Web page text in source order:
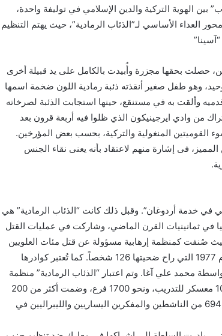
بين الهوية التركية والدين الإسلامي في توليفة واحدة،
العداء الأساسي لـ”الذئاب الرمادية”، حيث يهتم التنظيم
حصلت بحقها مجزرة وأُبيدت بالكامل على يد قبيلة أخرى
وهو طفل صغير أنقذته ذئبة رمادية اللون ضخمة اسمها
وألقت به في مستنقع، حينها استجابت الذئبة لصرخاته
من وادي ايرجينيكون الذي ظلوا فيه أربعة قرون بعد
القوميتين المنغولية والتركية، بحسب بعض المؤرخين.
فى إشارة منهم لاعتقاد بأنه يعنى نقاء الجنس
خدمة أردوغان”. وقبل ذلك كانت “الذئاب الرمادية” هي
في ثمانينيات القرن الماضي، وشاركت في عمليات القتل
صُنفت كمنظمة إرهابية مسؤولة عن قتل مئات العلويين
في مذبحة مرعش عام 1978، ومتورطة في مذبحة ميدان تقسيم عام 1977 التي راح ضحيتها 126 شخصاً. كما تُعتبر كوادرها
المدبرة لمحاولة اغتيال البابا يوحنا بولس الثاني عام 1981 بواسطة محمد علي آغا. وتم اعتبار “الذئاب الرمادية” منظمة
معادية للسلطة التركية في الثمانينيات بعد أن أصبح للمنظمة نحو 100 معسكر للتدريب، ونحو 1700 فرع، وضمت أكثر من 200
ألف عضو. وسجلت السلطات التركية أن 220 عضواً بالمنظمة قتلوا 694 من الناشطين والمفكرين اليساريين والليبراليين في